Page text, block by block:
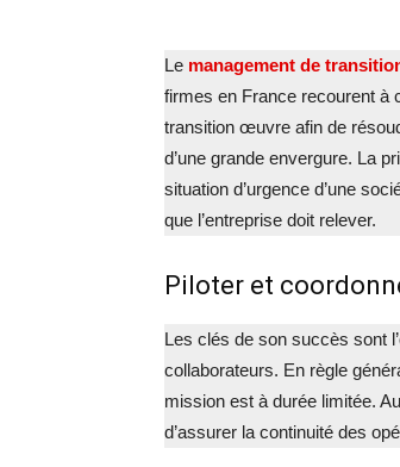
Le management de
firmes en France recourent à
transition œuvre afin de
d’une grande envergure. La
situation d’urgence d’une
que l’entreprise doit relever.
Piloter et
Les clés de son succès sont
collaborateurs. En règle
mission est à durée limitée.
d’assurer la continuité des